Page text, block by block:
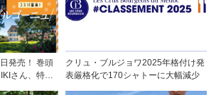
発売！ 巻頭
さん、特集
クリュ・ブルジョワ2025年格付け発
表厳格化で170シャトーに大幅減少